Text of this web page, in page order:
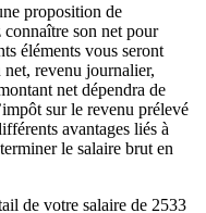
proposition de
son net pour
éléments vous seront
revenu journalier,
net dépendra de
sur le revenu prélevé
avantages liés à
le salaire brut en
de votre salaire de 2533